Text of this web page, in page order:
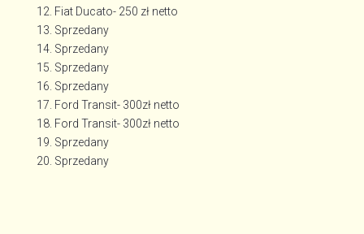
12. Fiat Ducato- 250 zł netto
13. Sprzedany
14. Sprzedany
15. Sprzedany
16. Sprzedany
17. Ford Transit- 300zł netto
18. Ford Transit- 300zł netto
19. Sprzedany
20. Sprzedany